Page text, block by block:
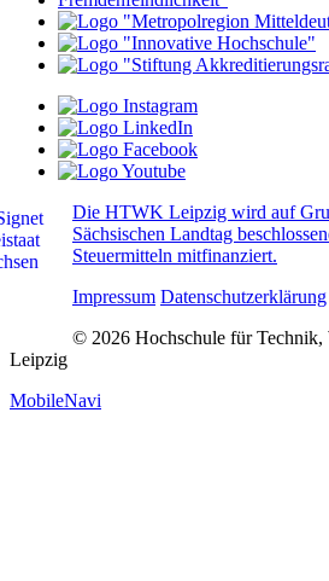
Die HTWK Leipzig wird auf
Sächsischen Landtag
Steuermitteln mitfinanziert.
Impressum Datenschutzerklärung
© 2026 Hochschule für
Leipzig
MobileNavi